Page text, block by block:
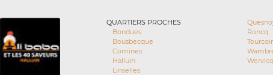
QUARTIERS PROCHES
Bondues
Bousbecque
Comines
Halluin
Linselles
Roncq